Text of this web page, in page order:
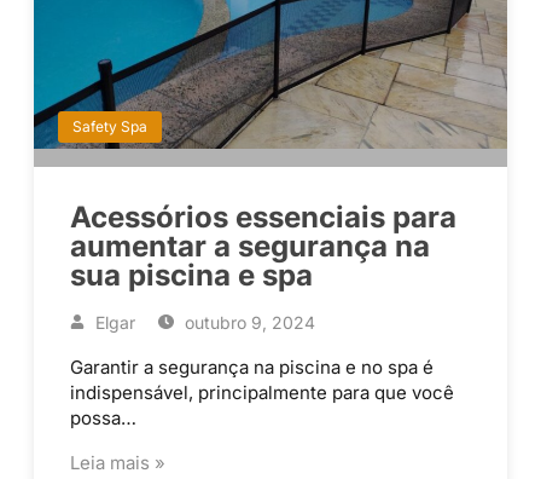
Safety Spa
Acessórios essenciais para
aumentar a segurança na
sua piscina e spa
Elgar outubro 9, 2024
Garantir a segurança na piscina e no spa é
indispensável, principalmente para que você
possa…
Leia mais »